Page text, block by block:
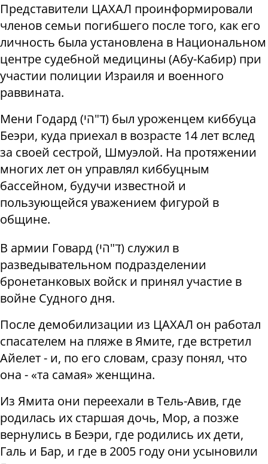
Представители ЦАХАЛ проинформировали
членов семьи погибшего после того, как его
личность была установлена в Национальном
центре судебной медицины (Абу-Кабир) при
участии полиции Израиля и военного
раввината.
Мени Годард (הי"ד) был уроженцем киббуца
Беэри, куда приехал в возрасте 14 лет вслед
за своей сестрой, Шмуэлой. На протяжении
многих лет он управлял киббуцным
бассейном, будучи известной и
пользующейся уважением фигурой в
общине.
В армии Говард (הי"ד) служил в
разведывательном подразделении
бронетанковых войск и принял участие в
войне Судного дня.
После демобилизации из ЦАХАЛ он работал
спасателем на пляже в Ямите, где встретил
Айелет - и, по его словам, сразу понял, что
она - «та самая» женщина.
Из Ямита они переехали в Тель-Авив, где
родилась их старшая дочь, Мор, а позже
вернулись в Беэри, где родились их дети,
Галь и Бар, и где в 2005 году они усыновили